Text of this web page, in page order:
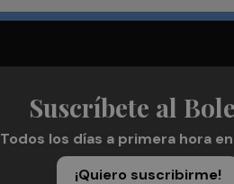
Suscríbete al
Todos los días a primera hora
¡Quiero suscribirme!